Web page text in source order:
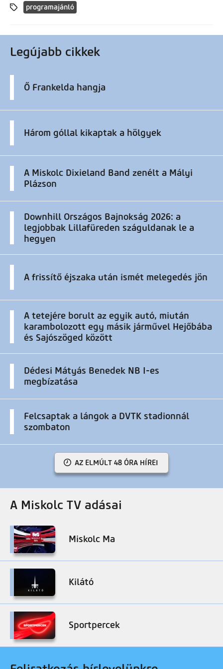
programajánló
Legújabb cikkek
Ő Frankelda hangja
Három góllal kikaptak a hölgyek
A Miskolc Dixieland Band zenélt a Mályi
Plázson
Downhill Országos Bajnokság 2026: a
legjobbak Lillafüreden száguldanak le a
hegyen
A frissítő éjszaka után ismét melegedés jön
A tetejére borult az egyik autó, miután
karambolozott egy másik járművel Hejőbába
és Sajószöged között
Dédesi Mátyás Benedek NB I-es
megbízatása
Felcsaptak a lángok a DVTK stadionnál
szombaton
AZ ELMÚLT 48 ÓRA HÍREI
A Miskolc TV adásai
Miskolc Ma
Kilátó
Sportpercek